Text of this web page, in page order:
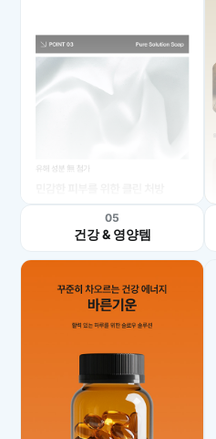
05
건강 & 영양템